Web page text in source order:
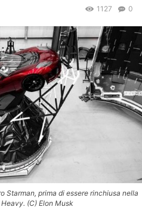
0
1127
Starman, prima di essere rinchiusa nella
(C) Elon Musk